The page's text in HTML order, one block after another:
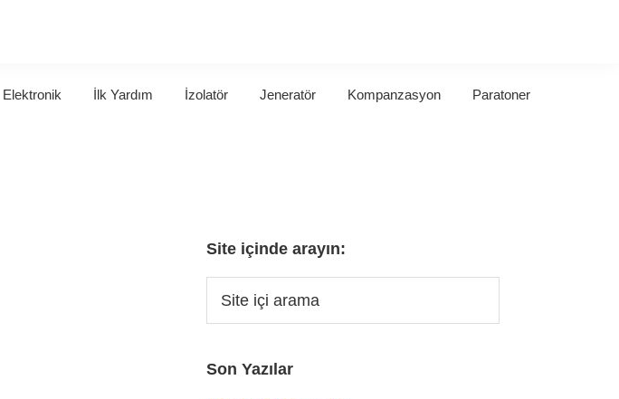
Elektronik İlk Yardım İzolatör Jeneratör Kompanzasyon Paratoner
Site içinde arayın:
Son Yazılar